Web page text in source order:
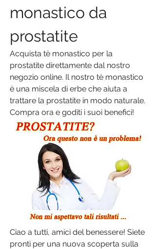
monastico da
prostatite
Acquista tè monastico per la
prostatite direttamente dal nostro
negozio online. Il nostro tè monastico
è una miscela di erbe che aiuta a
trattare la prostatite in modo naturale.
Compra ora e goditi i suoi benefici!
Ciao a tutti, amici del benessere! Siete
pronti per una nuova scoperta sulla